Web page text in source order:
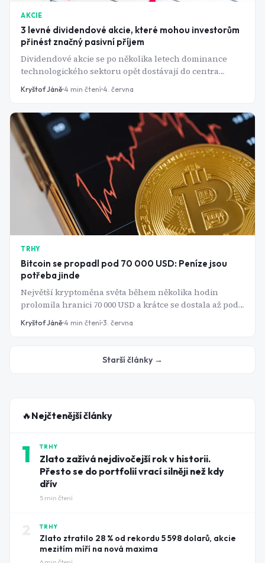
AKCIE
3 levné dividendové akcie, které mohou investorům
přinést značný pasivní příjem
Dividendové akcie se po několika letech dominance
technologického sektoru opět dostávají do centra
pozornosti investorů. Zatímco ocenění mnoha
růstových společností se pohybuje na historicky
historií výplat dividend se obchodují za násobky zisků,
které byly ještě před několika lety považovány za
výjimečné příležitosti.
Kryštof Jáně 4 min čtení 4. června
TRHY
Bitcoin se propadl pod 70 000 USD: Peníze jsou
potřeba jinde
Největší kryptoměna světa během několika hodin
prolomila hranici 70 000 USD a krátce se dostala až pod
65 000 USD. Mohly za to likvidace spekulativních pozic,
odliv kapitálu z kryptoměnových ETF a ztráty v řádu
Kryštof Jáně 4 min čtení 3. června
Starší články →
🔥 Nejčtenější články
1 TRHY
Zlato zažívá nejdivočejší rok v historii.
Přesto se do portfolií vrací silněji než kdy
dřív
5 min čtení
TRHY
Zlato ztratilo 28 % od rekordu 5 598 dolarů, akcie
mezitím míří na nová maxima